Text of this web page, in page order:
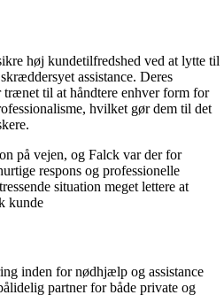
høj kundetilfredshed ved at lytte til
assistance. Deres
trænet til at håndtere enhver form for
hvilket gør dem til det
på vejen, og Falck var der for
respons og professionelle
situation meget lettere at
kunde
inden for nødhjælp og assistance
partner for både private og